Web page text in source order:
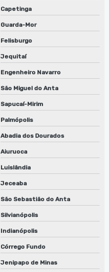
Capetinga
Guarda-Mor
Felisburgo
Jequitaí
Engenheiro Navarro
São Miguel do Anta
Sapucaí-Mirim
Palmópolis
Abadia dos Dourados
Aiuruoca
Luislândia
Jeceaba
São Sebastião do Anta
Silvianópolis
Indianópolis
Córrego Fundo
Jenipapo de Minas